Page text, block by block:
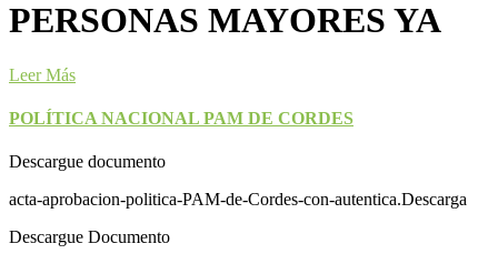
PERSONAS MAYORES YA
Leer Más
POLÍTICA NACIONAL PAM DE CORDES
Descargue documento
acta-aprobacion-politica-PAM-de-Cordes-con-autentica.Descarga
Descargue Documento